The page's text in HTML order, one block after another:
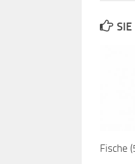
SIE
Fische